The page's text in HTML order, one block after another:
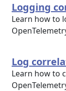
Logging
Learn how to
Log
Learn how to